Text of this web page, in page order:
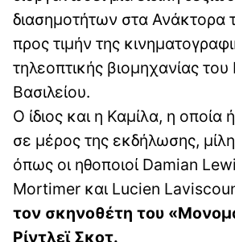
διασημοτήτων στα Ανάκτορα
προς τιμήν της
τηλεοπτικής βιομηχανίας
Βασιλείου.
Ο ίδιος και η Καμίλα, η οποία
σε μέρος της εκδήλωσης,
όπως οι ηθοποιοί Damian
Mortimer και Lucien
τον σκηνοθέτη του
Ρίντλεϊ Σκοτ.